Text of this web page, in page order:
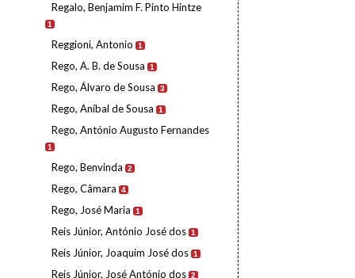
Regalo, Benjamim F. Pinto Hintze
1
Reggioni, Antonio 1
Rego, A. B. de Sousa 1
Rego, Álvaro de Sousa 3
Rego, Aníbal de Sousa 1
Rego, António Augusto Fernandes
1
Rego, Benvinda 2
Rego, Câmara 4
Rego, José Maria 1
Reis Júnior, António José dos 1
Reis Júnior, Joaquim José dos 1
Reis Júnior, José António dos 2